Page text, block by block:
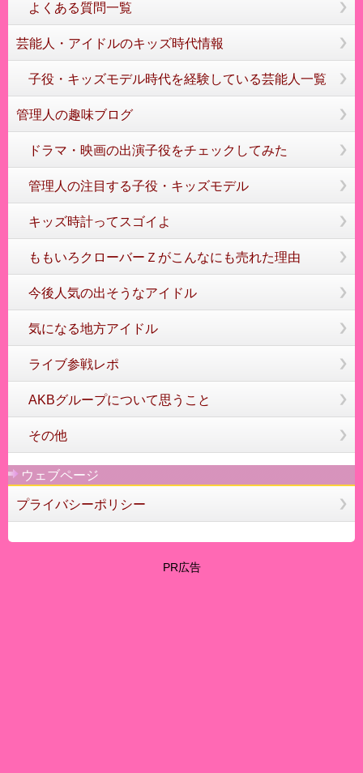
よくある質問一覧
芸能人・アイドルのキッズ時代情報
子役・キッズモデル時代を経験している芸能人一覧
管理人の趣味ブログ
ドラマ・映画の出演子役をチェックしてみた
管理人の注目する子役・キッズモデル
キッズ時計ってスゴイよ
ももいろクローバーＺがこんなにも売れた理由
今後人気の出そうなアイドル
気になる地方アイドル
ライブ参戦レポ
AKBグループについて思うこと
その他
ウェブページ
プライバシーポリシー
PR広告